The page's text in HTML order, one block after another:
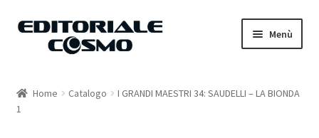
Vai
Vai
Menù
Catalogo
Home Catalogo
I GRANDI MAESTRI 34: SAUDELLI – LA BIONDA
1